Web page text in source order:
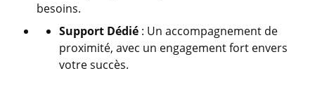
besoins.
Support Dédié : Un accompagnement de
proximité, avec un engagement fort envers
votre succès.